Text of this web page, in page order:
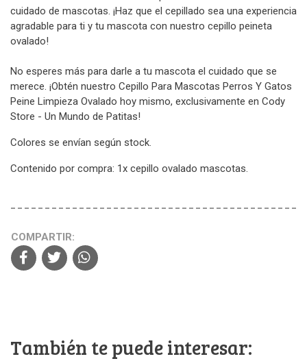
cuidado de mascotas. ¡Haz que el cepillado sea una experiencia
agradable para ti y tu mascota con nuestro cepillo peineta
ovalado!
No esperes más para darle a tu mascota el cuidado que se
merece. ¡Obtén nuestro Cepillo Para Mascotas Perros Y Gatos
Peine Limpieza Ovalado hoy mismo, exclusivamente en Cody
Store - Un Mundo de Patitas!
Colores se envían según stock.
Contenido por compra: 1x cepillo ovalado mascotas.
COMPARTIR:
También te puede interesar: